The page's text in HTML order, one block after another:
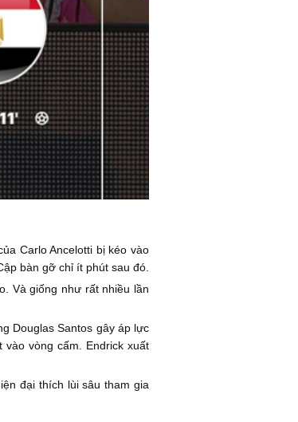
Carlo Ancelotti bị kéo vào
bàn gỡ chỉ ít phút sau đó.
Và giống như rất nhiều lần
Douglas Santos gây áp lực
vòng cấm. Endrick xuất
đại thích lùi sâu tham gia